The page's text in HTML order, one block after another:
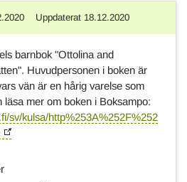
Uppdaterat 18.12.2020
barnbok "Ottolina and
Huvudpersonen i boken är
vän är en hårig varelse som
läsa mer om boken i Boksampo:
sv/kulsa/http%253A%252F%252